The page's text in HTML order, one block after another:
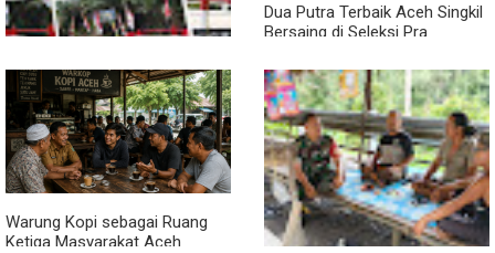
Jembatan Garuda Rampung,
Warga Teladan Baru Kini
Nikmati Akses Lebih Lancar
Dua Putra Terbaik Aceh Singkil
Bersaing di Seleksi Pra
Warung Kopi sebagai Ruang
Ketiga Masyarakat Aceh